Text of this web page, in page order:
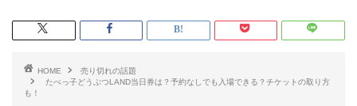
HOME
売り切れの話題
たべっ子どうぶつLAND当日券は？予約なしでも入場できる？チケットの取り方
も！